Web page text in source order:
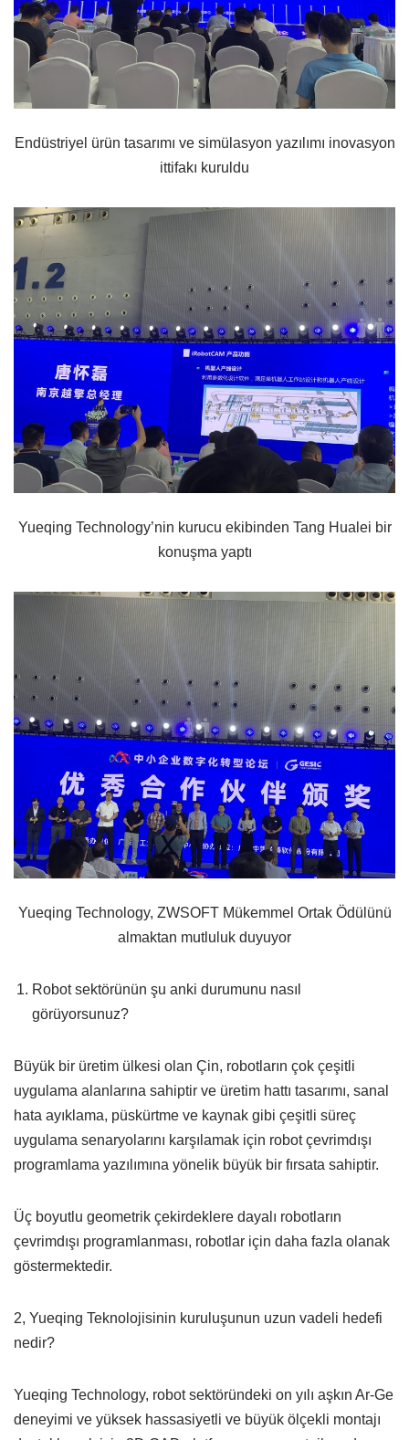
Endüstriyel ürün tasarımı ve simülasyon yazılımı inovasyon
ittifakı kuruldu
Yueqing Technology’nin kurucu ekibinden Tang Hualei bir
konuşma yaptı
Yueqing Technology, ZWSOFT Mükemmel Ortak Ödülünü
almaktan mutluluk duyuyor
Robot sektörünün şu anki durumunu nasıl
görüyorsunuz?
Büyük bir üretim ülkesi olan Çin, robotların çok çeşitli
uygulama alanlarına sahiptir ve üretim hattı tasarımı, sanal
hata ayıklama, püskürtme ve kaynak gibi çeşitli süreç
uygulama senaryolarını karşılamak için robot çevrimdışı
programlama yazılımına yönelik büyük bir fırsata sahiptir.
Üç boyutlu geometrik çekirdeklere dayalı robotların
çevrimdışı programlanması, robotlar için daha fazla olanak
göstermektedir.
2, Yueqing Teknolojisinin kuruluşunun uzun vadeli hedefi
nedir?
Yueqing Technology, robot sektöründeki on yılı aşkın Ar-Ge
deneyimi ve yüksek hassasiyetli ve büyük ölçekli montajı